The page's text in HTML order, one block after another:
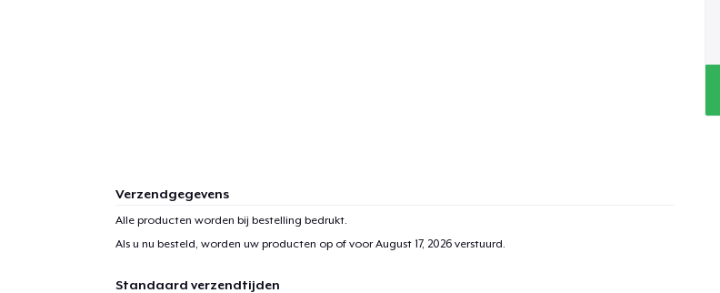
Verzendgegevens
Alle producten worden bij bestelling bedrukt.
Als u nu besteld, worden uw producten op of voorAugust 17, 2026verstuurd.
Standaard verzendtijden